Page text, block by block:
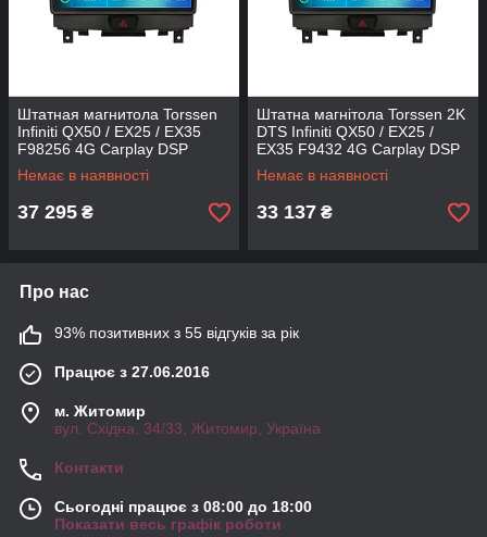
Штатная магнитола Torssen
Infiniti QX50 / EX25 / EX35
F98256 4G Carplay DSP
Немає в наявності
37 295 ₴
Штатна магнітола Torssen 2K
DTS Infiniti QX50 / EX25 /
EX35 F9432 4G Carplay DSP
Немає в наявності
33 137 ₴
Про нас
93% позитивних з 55 відгуків за рік
Працює з 27.06.2016
м. Житомир
вул. Східна, 34/33, Житомир, Україна
Контакти
Сьогодні працює з 08:00 до 18:00
Показати весь графік роботи